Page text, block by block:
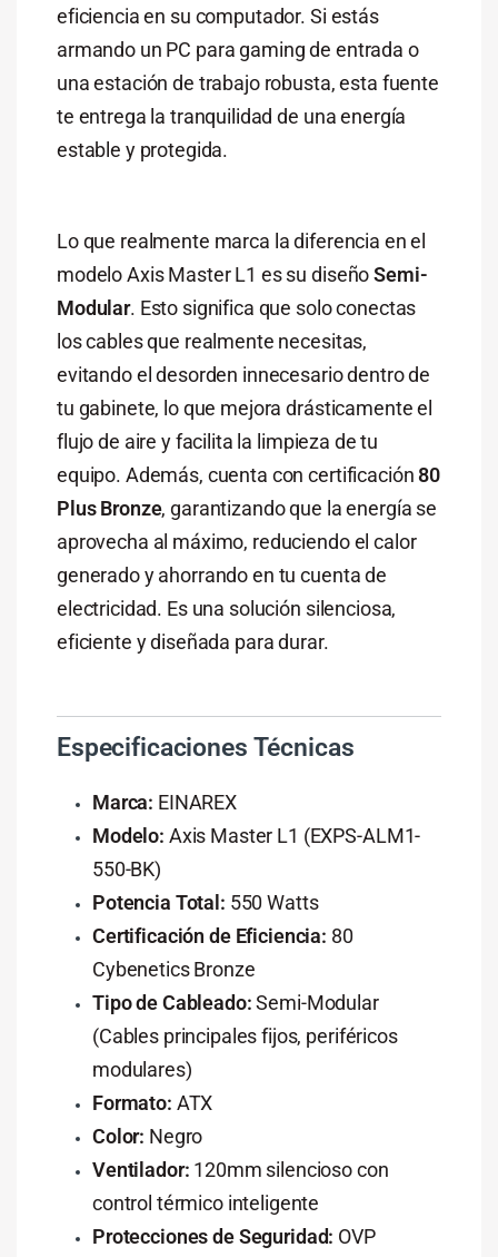
eficiencia en su computador. Si estás
armando un PC para gaming de entrada o
una estación de trabajo robusta, esta fuente
te entrega la tranquilidad de una energía
estable y protegida.
Lo que realmente marca la diferencia en el
modelo Axis Master L1 es su diseñoSemi-
Modular. Esto significa que solo conectas
los cables que realmente necesitas,
evitando el desorden innecesario dentro de
tu gabinete, lo que mejora drásticamente el
flujo de aire y facilita la limpieza de tu
equipo. Además, cuenta con certificación80
Plus Bronze, garantizando que la energía se
aprovecha al máximo, reduciendo el calor
generado y ahorrando en tu cuenta de
electricidad. Es una solución silenciosa,
eficiente y diseñada para durar.
Especificaciones Técnicas
Marca: EINAREX
Modelo: Axis Master L1 (EXPS-ALM1-
550-BK)
Potencia Total: 550 Watts
Certificación de Eficiencia: 80
Cybenetics Bronze
Tipo de Cableado:Semi-Modular
(Cables principales fijos, periféricos
modulares)
Formato: ATX
Color: Negro
Ventilador: 120mm silencioso con
control térmico inteligente
Protecciones de Seguridad: OVP